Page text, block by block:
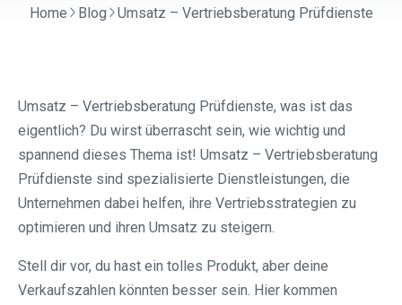
Home Blog Umsatz – Vertriebsberatung Prüfdienste
Umsatz – Vertriebsberatung Prüfdienste, was ist das
eigentlich? Du wirst überrascht sein, wie wichtig und
spannend dieses Thema ist! Umsatz – Vertriebsberatung
Prüfdienste sind spezialisierte Dienstleistungen, die
Unternehmen dabei helfen, ihre Vertriebsstrategien zu
optimieren und ihren Umsatz zu steigern.
Stell dir vor, du hast ein tolles Produkt, aber deine
Verkaufszahlen könnten besser sein. Hier kommen